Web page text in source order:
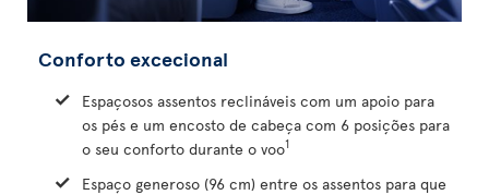
Conforto excecional
Espaçosos assentos reclináveis com um apoio para
os pés e um encosto de cabeça com 6 posições para
o seu conforto durante o voo1
Espaço generoso (96 cm) entre os assentos para que